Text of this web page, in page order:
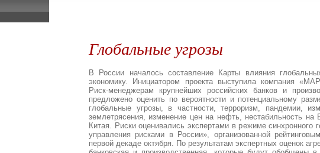
Глобальные угрозы
В России началось составление Карты влияния
экономику. Инициатором проекта выступила компания
Риск-менеджерам крупнейших российских банков и
предложено оценить по вероятности и потенциальному
глобальные угрозы, в частности, терроризм, пандемии,
землетрясения, изменение цен на нефть, нестабильность
Китая. Риски оценивались экспертами в режиме синхронного
управления рисками в России», организованной
первой декаде октября. По результатам экспертных оценок